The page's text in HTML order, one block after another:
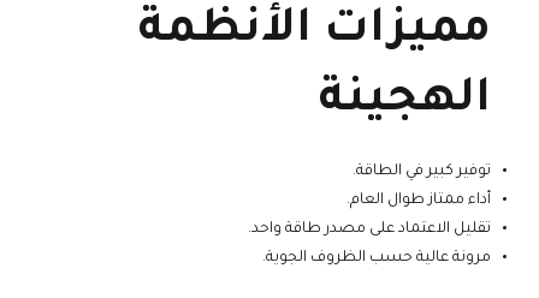
مميزات الأنظمة
الهجينة
توفير كبير في الطاقة.
أداء ممتاز طوال العام.
تقليل الاعتماد على مصدر طاقة واحد.
مرونة عالية حسب الظروف الجوية.